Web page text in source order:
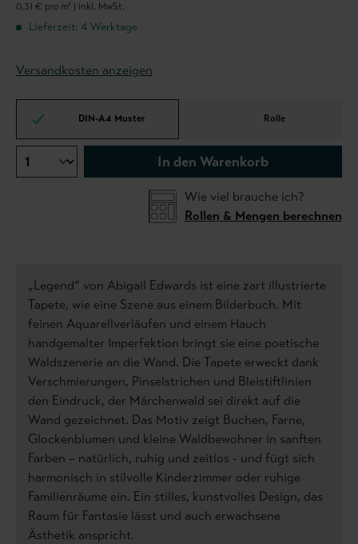
0,31 € pro m² | inkl. MwSt.
Lieferzeit: 4 Werktage
Versandkosten anzeigen
DIN-A4 Muster Rolle
In den Warenkorb
Wie viel brauche ich?
Rollen & Mengen berechnen
„Legend“ von Abigail Edwards ist eine zart illustrierte
Tapete, wie eine Szene aus einem Bilderbuch. Mit
feinen Aquarellverläufen und einem Hauch
handgemalter Imperfektion bringt sie eine poetische
Waldszenerie an die Wand. Die Tapete erweckt dank
Verschmierungen, Pinselstrichen und Bleistiftlinien
den Eindruck, der Märchenwald sei direkt auf die
Wand gezeichnet. Das Motiv zeigt Buchen, Farne,
Glockenblumen und kleine Waldbewohner in sanften
Farben – natürlich, ruhig und zeitlos - und fügt sich
harmonisch in stilvolle Kinderzimmer oder ruhige
Familienräume ein. Ein stilles, kunstvolles Design, das
Raum für Fantasie lässt und auch erwachsene
Ästhetik anspricht.